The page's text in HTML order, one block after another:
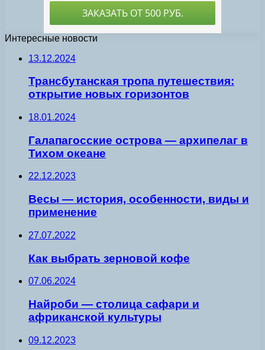
Интересные новости
13.12.2024
Трансбутанская тропа путешествия:
открытие новых горизонтов
18.01.2024
Галапагосские острова — архипелаг в
Тихом океане
22.12.2023
Весы — история, особенности, виды и
применение
27.07.2022
Как выбрать зерновой кофе
07.06.2024
Найроби — столица сафари и
африканской культуры
09.12.2023